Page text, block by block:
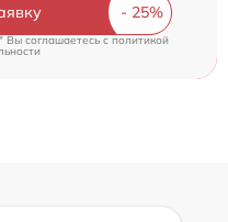
Вы соглашаетесь cполитикой